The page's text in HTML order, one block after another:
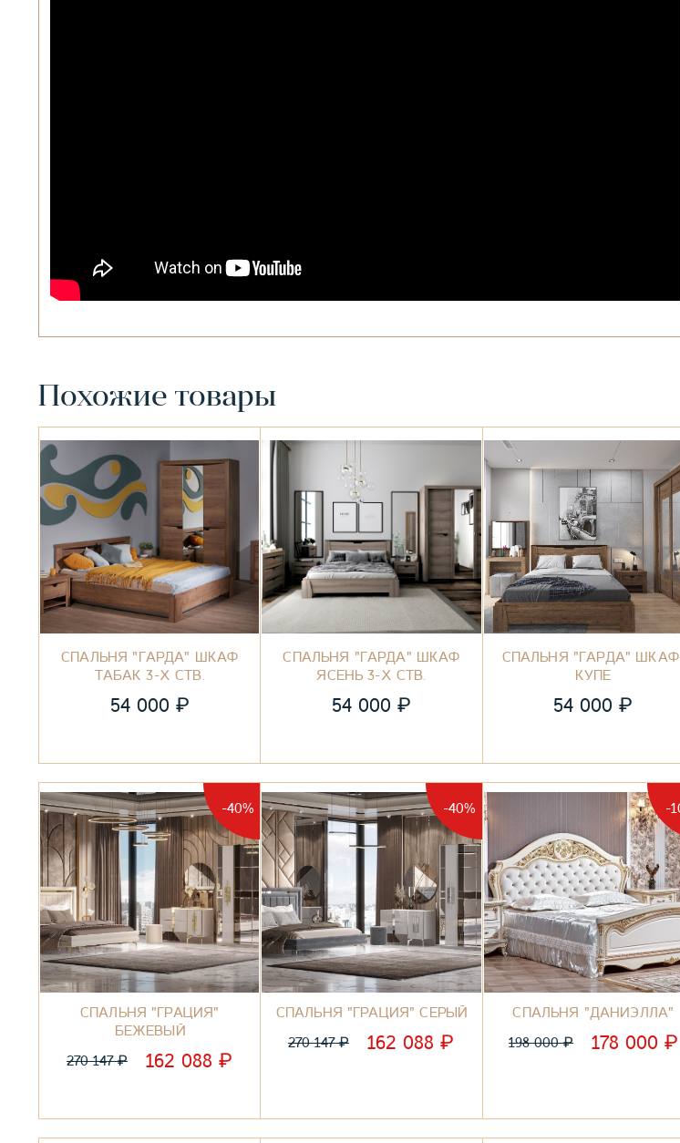
Похожие товары
СПАЛЬНЯ "ГАРДА" ШКАФ
ТАБАК 3-Х СТВ.
54 000 ₽
СПАЛЬНЯ "ГАРДА" ШКАФ
ЯСЕНЬ 3-Х СТВ.
54 000 ₽
СПАЛЬНЯ "ГАРДА"
КУПЕ
54 000₽
-40%
СПАЛЬНЯ "ГРАЦИЯ"
БЕЖЕВЫЙ
270 147₽ 162 088₽
-40%
СПАЛЬНЯ "ГРАЦИЯ" СЕРЫЙ
270 147₽ 162 088₽
-
СПАЛЬНЯ "ДАНИЭЛЛА"
198 000₽ 178 000 ₽